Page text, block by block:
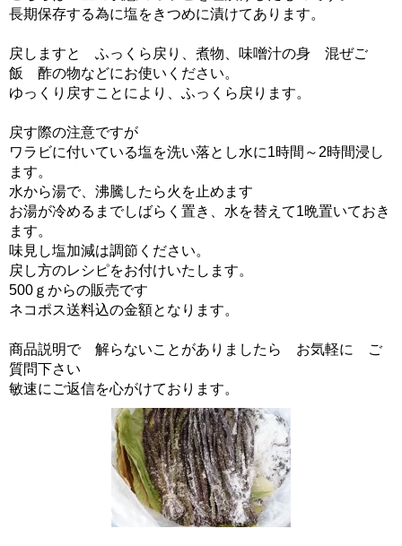
長期保存する為に塩をきつめに漬けてあります。
戻しますと ふっくら戻り、煮物、味噌汁の身 混ぜご
飯 酢の物などにお使いください。
ゆっくり戻すことにより、ふっくら戻ります。
戻す際の注意ですが
ワラビに付いている塩を洗い落とし水に1時間～2時間浸し
ます。
水から湯で、沸騰したら火を止めます
お湯が冷めるまでしばらく置き、水を替えて1晩置いておき
ます。
味見し塩加減は調節ください。
戻し方のレシピをお付けいたします。
500ｇからの販売です
ネコポス送料込の金額となります。
商品説明で 解らないことがありましたら お気軽に ご
質問下さい
敏速にご返信を心がけております。